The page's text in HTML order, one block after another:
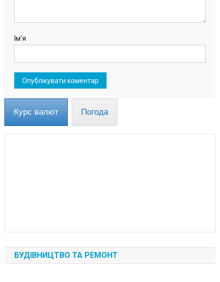
Ім'я
Курс валют Погода
БУДІВНИЦТВО ТА РЕМОНТ